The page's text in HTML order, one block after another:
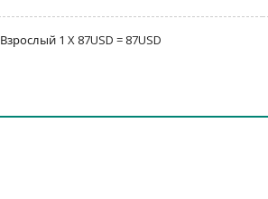
Взрослый 1 X 87USD = 87USD